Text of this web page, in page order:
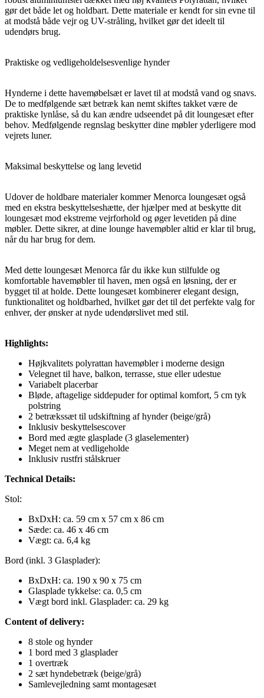
gør det både let og holdbart. Dette materiale er kendt for sin evne til
at modstå både vejr og UV-stråling, hvilket gør det ideelt til
udendørs brug.
Praktiske og vedligeholdelsesvenlige hynder
Hynderne i dette havemøbelsæt er lavet til at modstå vand og snavs.
De to medfølgende sæt betræk kan nemt skiftes takket være de
praktiske lynlåse, så du kan ændre udseendet på dit loungesæt efter
behov. Medfølgende regnslag beskytter dine møbler yderligere mod
vejrets luner.
Maksimal beskyttelse og lang levetid
Udover de holdbare materialer kommer Menorca loungesæt også
med en ekstra beskyttelseshætte, der hjælper med at beskytte dit
loungesæt mod ekstreme vejrforhold og øger levetiden på dine
møbler. Dette sikrer, at dine lounge havemøbler altid er klar til brug,
når du har brug for dem.
Med dette loungesæt Menorca får du ikke kun stilfulde og
komfortable havemøbler til haven, men også en løsning, der er
bygget til at holde. Dette loungesæt kombinerer elegant design,
funktionalitet og holdbarhed, hvilket gør det til det perfekte valg for
enhver, der ønsker at nyde udendørslivet med stil.
Highlights:
Højkvalitets polyrattan havemøbler i moderne design
Velegnet til have, balkon, terrasse, stue eller udestue
Variabelt placerbar
Bløde, aftagelige siddepuder for optimal komfort, 5 cm tyk
polstring
2 betrækssæt til udskiftning af hynder (beige/grå)
Inklusiv beskyttelsescover
Bord med ægte glasplade (3 glaselementer)
Meget nem at vedligeholde
Inklusiv rustfri stålskruer
Technical Details:
Stol:
BxDxH: ca. 59 cm x 57 cm x 86 cm
Sæde: ca. 46 x 46 cm
Vægt: ca. 6,4 kg
Bord (inkl. 3 Glasplader):
BxDxH: ca. 190 x 90 x 75 cm
Glasplade tykkelse: ca. 0,5 cm
Vægt bord inkl. Glasplader: ca. 29 kg
Content of delivery:
8 stole og hynder
1 bord med 3 glasplader
1 overtræk
2 sæt hyndebetræk (beige/grå)
Samlevejledning samt montagesæt